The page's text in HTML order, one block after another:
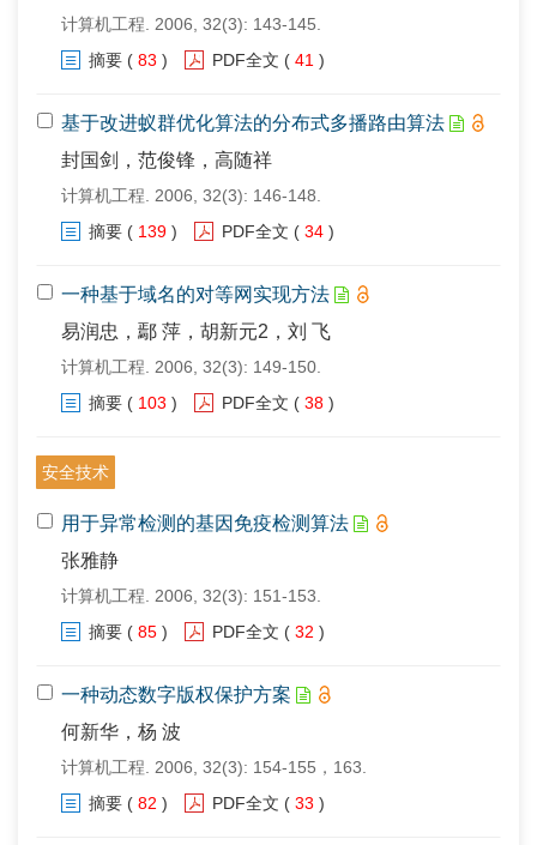
计算机工程. 2006, 32(3): 143-145.
摘要 ( 83 ) PDF全文 ( 41 )
基于改进蚁群优化算法的分布式多播路由算法
封国剑，范俊锋，高随祥
计算机工程. 2006, 32(3): 146-148.
摘要 ( 139 ) PDF全文 ( 34 )
一种基于域名的对等网实现方法
易润忠，鄢 萍，胡新元2，刘 飞
计算机工程. 2006, 32(3): 149-150.
摘要 ( 103 ) PDF全文 ( 38 )
安全技术
用于异常检测的基因免疫检测算法
张雅静
计算机工程. 2006, 32(3): 151-153.
摘要 ( 85 ) PDF全文 ( 32 )
一种动态数字版权保护方案
何新华，杨 波
计算机工程. 2006, 32(3): 154-155，163.
摘要 ( 82 ) PDF全文 ( 33 )